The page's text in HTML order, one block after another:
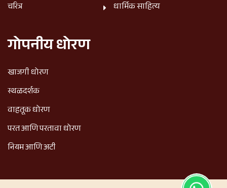
चरित्र
धार्मिक साहित्य
गोपनीय धोरण
खाजगी धोरण
स्थळदर्शक
वाहतूक धोरण
परत आणि परतावा धोरण
नियम आणि अटी